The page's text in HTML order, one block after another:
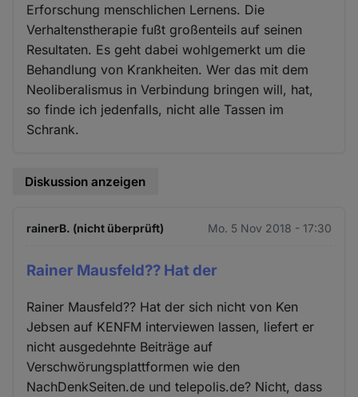
Erforschung menschlichen Lernens. Die
Verhaltenstherapie fußt großenteils auf seinen
Resultaten. Es geht dabei wohlgemerkt um die
Behandlung von Krankheiten. Wer das mit dem
Neoliberalismus in Verbindung bringen will, hat,
so finde ich jedenfalls, nicht alle Tassen im
Schrank.
Diskussion anzeigen
rainerB. (nicht überprüft) Mo. 5 Nov 2018 - 17:30
Rainer Mausfeld?? Hat der
Rainer Mausfeld?? Hat der sich nicht von Ken
Jebsen auf KENFM interviewen lassen, liefert er
nicht ausgedehnte Beiträge auf
Verschwörungsplattformen wie den
NachDenkSeiten.de und telepolis.de? Nicht, dass